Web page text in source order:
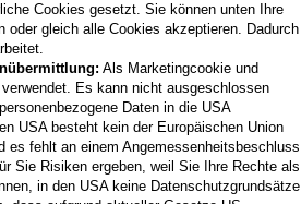
Budget!
Selection TSI
Krems, Niederösterreich
Cookies gesetzt. Sie können unten Ihre
oder gleich alle Cookies akzeptieren. Dadurch
Als Marketingcookie und
Es kann nicht ausgeschlossen
Daten in die USA
USA besteht kein der Europäischen Union
es fehlt an einem Angemessenheitsbeschluss
Sie Risiken ergeben, weil Sie Ihre Rechte als
in den USA keine Datenschutzgrundsätze